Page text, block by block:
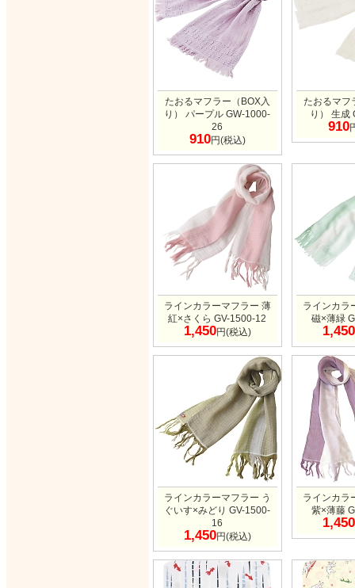
たおるマフラー（BOX入
り） パープル GW-1000-
26
910円(税込)
たおるマフ
り） 生成
910
ラインカラーマフラー 薄
紅×さくら GV-1500-12
1,450円(税込)
ラインカラ
磁×薄緑
1,450
ラインカラーマフラー う
ぐいす×みどり GV-1500-
16
1,450円(税込)
ラインカラ
紫×薄藤
1,450